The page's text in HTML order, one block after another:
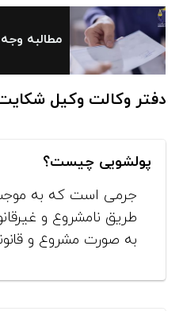
مطالبه
دفتر وکالت وکیل
پولشویی چیست؟
جرمی است که به
طریق نامشروع و
به صورت مشروع و